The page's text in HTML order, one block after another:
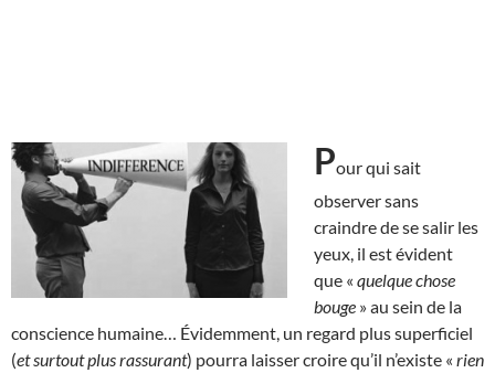
Pour qui sait
observer sans
craindre de se salir les
yeux, il est évident
que « quelque chose
bouge » au sein de la
conscience humaine… Évidemment, un regard plus superficiel
(et surtout plus rassurant) pourra laisser croire qu’il n’existe « rien